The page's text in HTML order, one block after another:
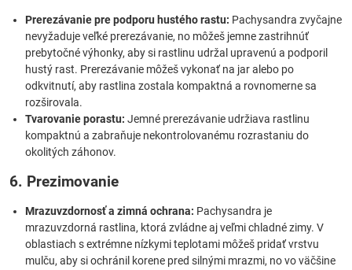
Prerezávanie pre podporu hustého rastu: Pachysandra zvyčajne
nevyžaduje veľké prerezávanie, no môžeš jemne zastrihnúť
prebytočné výhonky, aby si rastlinu udržal upravenú a podporil
hustý rast. Prerezávanie môžeš vykonať na jar alebo po
odkvitnutí, aby rastlina zostala kompaktná a rovnomerne sa
rozširovala.
Tvarovanie porastu: Jemné prerezávanie udržiava rastlinu
kompaktnú a zabraňuje nekontrolovanému rozrastaniu do
okolitých záhonov.
6. Prezimovanie
Mrazuvzdornosť a zimná ochrana: Pachysandra je
mrazuvzdorná rastlina, ktorá zvládne aj veľmi chladné zimy. V
oblastiach s extrémne nízkymi teplotami môžeš pridať vrstvu
mulču, aby si ochránil korene pred silnými mrazmi, no vo väčšine